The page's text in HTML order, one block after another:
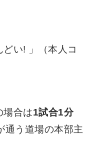
い! 」（本人コ
場合は1試合1分
通う道場の本部主